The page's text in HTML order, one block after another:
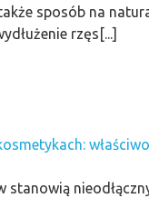
sposób na
rzęs[...]
stanowią